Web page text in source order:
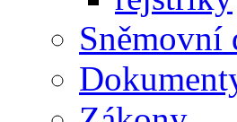
Sněmovní